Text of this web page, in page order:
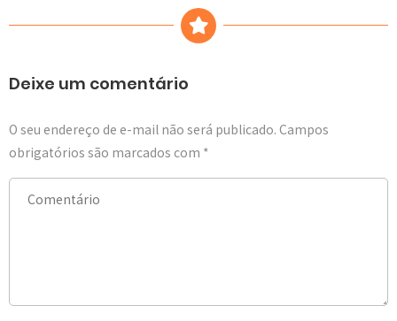
Deixe um comentário
O seu endereço de e-mail não será publicado. Campos
obrigatórios são marcados com *